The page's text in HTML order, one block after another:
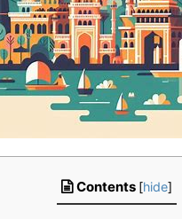
Contents [hide]